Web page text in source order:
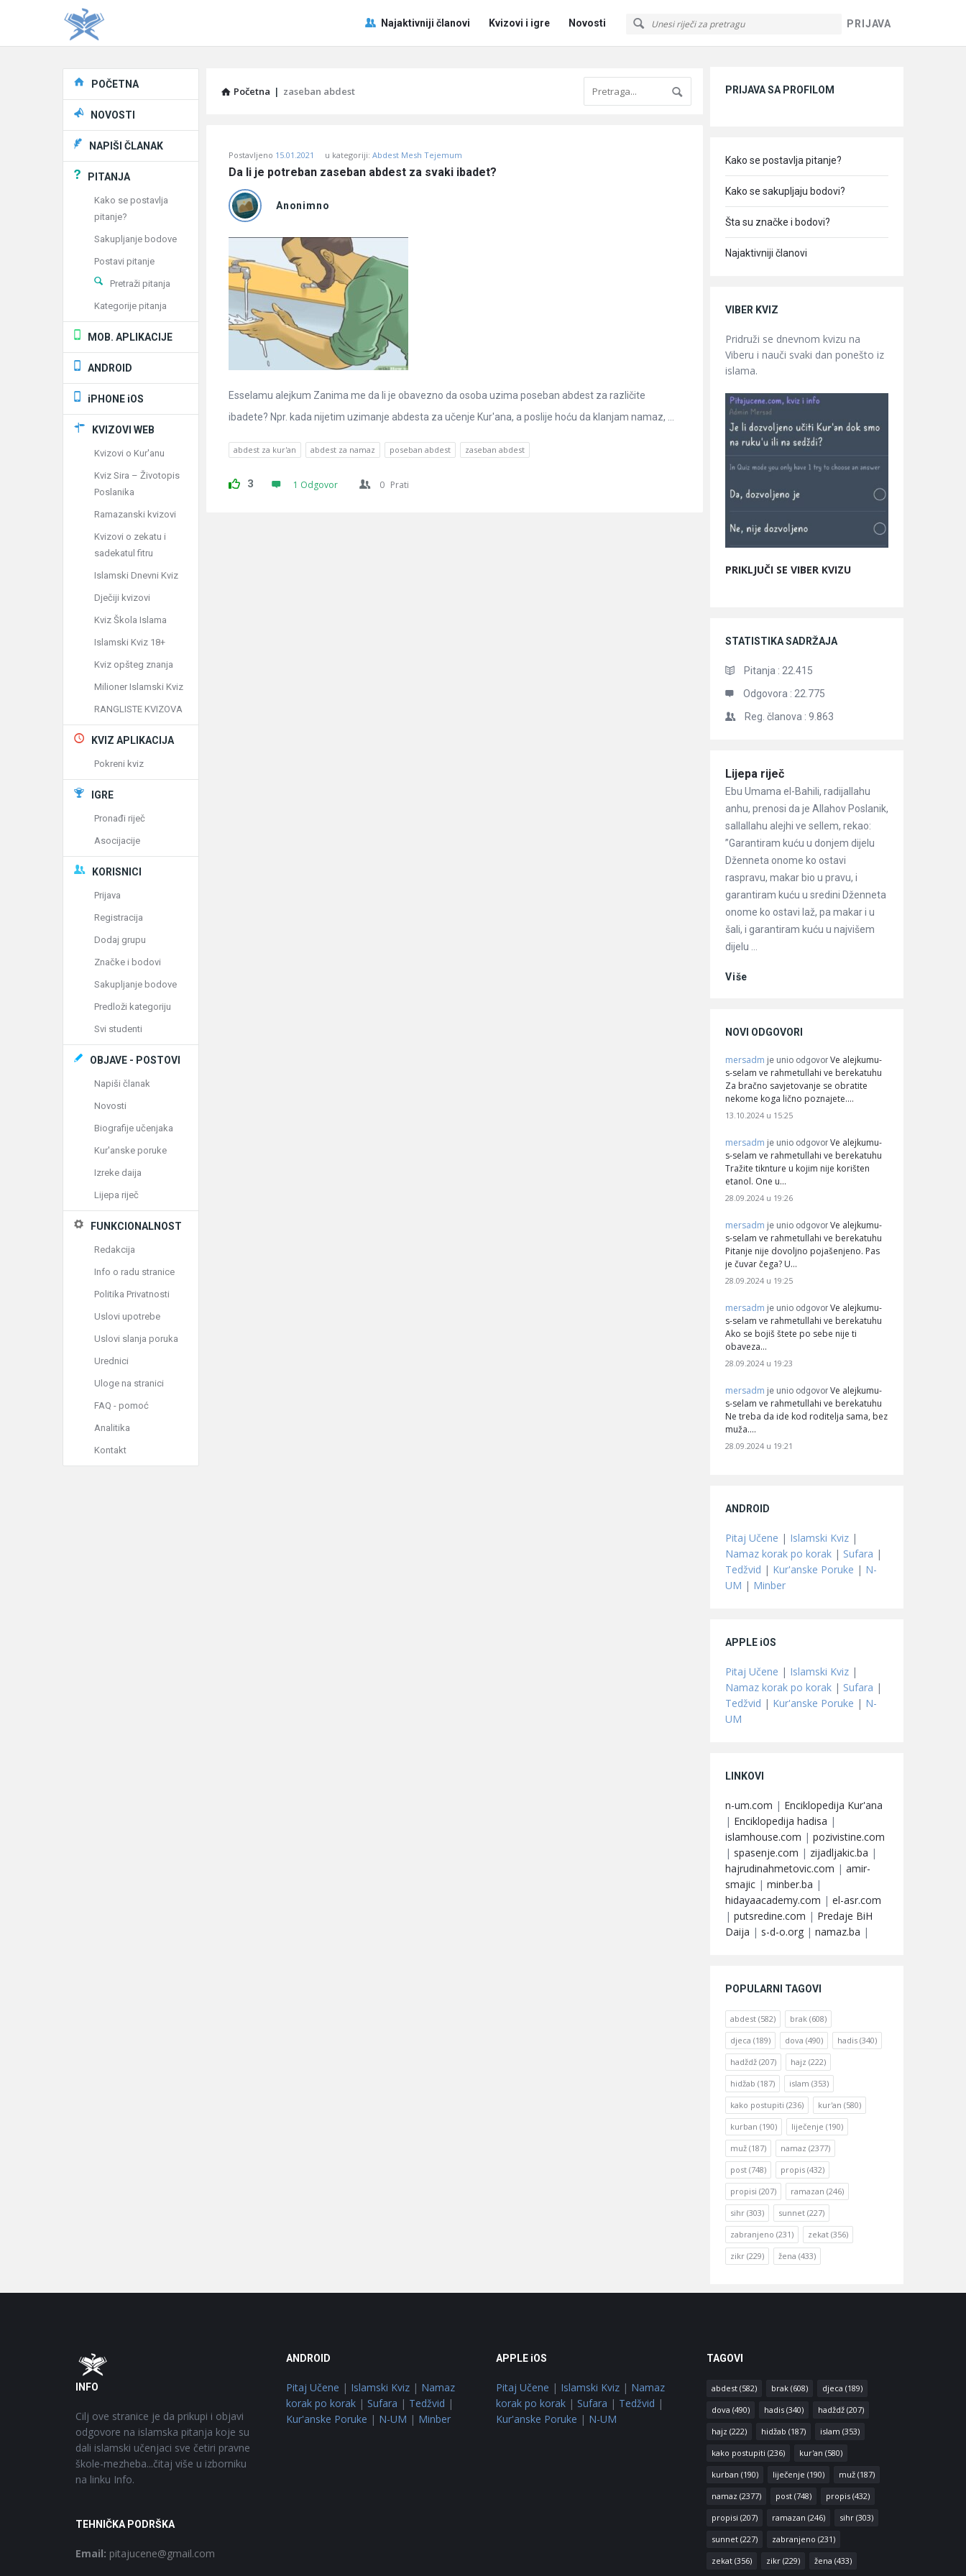
PRIJAVA
Pitaj
Učene
Najaktivniji članovi Kvizovi i igre Novosti
Početna | zaseban abdest
Učene
Latest
Pitanja
Postavljeno 15.01.2021 u kategoriji: Abdest Mesh Tejemum
Da li je potreban zaseban abdest za svaki ibadet?
Anonimno
Esselamu alejkum Zanima me da li je obavezno da osoba uzima poseban abdest za različite
ibadete? Npr. kada nijetim uzimanje abdesta za učenje Kur'ana, a poslije hoću da klanjam namaz, ...
abdest za kur'an abdest za namaz poseban abdest zaseban abdest
3 1 Odgovor 0 Prati
PRIJAVA SA PROFILOM
Kako se postavlja pitanje?
Kako se sakupljaju bodovi?
Šta su značke i bodovi?
Najaktivniji članovi
VIBER KVIZ
Pridruži se dnevnom kvizu na
Viberu i nauči svaki dan ponešto iz
islama.
PRIKLJUČI SE VIBER KVIZU
STATISTIKA SADRŽAJA
Pitanja : 22.415
Odgovora : 22.775
Reg. članova : 9.863
Članci
Lijepa riječ
Ebu Umama el-Bahili, radijallahu
anhu, prenosi da je Allahov Poslanik,
sallallahu alejhi ve sellem, rekao:
”Garantiram kuću u donjem dijelu
Dženneta onome ko ostavi
raspravu, makar bio u pravu, i
garantiram kuću u sredini Dženneta
onome ko ostavi laž, pa makar i u
šali, i garantiram kuću u najvišem
dijelu ...
Više
NOVI ODGOVORI
mersadm je unio odgovor Ve alejkumu-
s-selam ve rahmetullahi ve berekatuhu
Za bračno savjetovanje se obratite
nekome koga lično poznajete.…
13.10.2024 u 15:25
mersadm je unio odgovor Ve alejkumu-
s-selam ve rahmetullahi ve berekatuhu
Tražite tiknture u kojim nije korišten
etanol. One u…
28.09.2024 u 19:26
mersadm je unio odgovor Ve alejkumu-
s-selam ve rahmetullahi ve berekatuhu
Pitanje nije dovoljno pojašenjeno. Pas
je čuvar čega? U…
28.09.2024 u 19:25
mersadm je unio odgovor Ve alejkumu-
s-selam ve rahmetullahi ve berekatuhu
Ako se bojiš štete po sebe nije ti
obaveza…
28.09.2024 u 19:23
mersadm je unio odgovor Ve alejkumu-
s-selam ve rahmetullahi ve berekatuhu
Ne treba da ide kod roditelja sama, bez
muža.…
28.09.2024 u 19:21
ANDROID
Pitaj Učene | Islamski Kviz |
Namaz korak po korak | Sufara |
Tedžvid | Kur'anske Poruke | N-
UM | Minber
APPLE iOS
Pitaj Učene | Islamski Kviz |
Namaz korak po korak | Sufara |
Tedžvid | Kur'anske Poruke | N-
UM
LINKOVI
n-um.com | Enciklopedija Kur'ana
| Enciklopedija hadisa |
islamhouse.com | pozivistine.com
| spasenje.com | zijadljakic.ba |
hajrudinahmetovic.com | amir-
smajic | minber.ba |
hidayaacademy.com | el-asr.com
| putsredine.com | Predaje BiH
Daija | s-d-o.org | namaz.ba |
POPULARNI TAGOVI
abdest (582) brak (608)
djeca (189) dova (490) hadis (340)
hadždž (207) hajz (222)
hidžab (187) islam (353)
kako postupiti (236) kur'an (580)
kurban (190) liječenje (190)
muž (187) namaz (2377)
post (748) propis (432)
propisi (207) ramazan (246)
sihr (303) sunnet (227)
zabranjeno (231) zekat (356)
zikr (229) žena (433)
Explore
POČETNA
NOVOSTI
NAPIŠI ČLANAK
PITANJA
Kako se postavlja
pitanje?
Sakupljanje bodove
Postavi pitanje
Pretraži pitanja
Kategorije pitanja
MOB. APLIKACIJE
ANDROID
iPHONE iOS
KVIZOVI WEB
Kvizovi o Kur'anu
Kviz Sira – Životopis
Poslanika
Ramazanski kvizovi
Kvizovi o zekatu i
sadekatul fitru
Islamski Dnevni Kviz
Dječiji kvizovi
Kviz Škola Islama
Islamski Kviz 18+
Kviz opšteg znanja
Milioner Islamski Kviz
RANGLISTE KVIZOVA
KVIZ APLIKACIJA
Pokreni kviz
IGRE
Pronađi riječ
Asocijacije
KORISNICI
Prijava
Registracija
Dodaj grupu
Značke i bodovi
Sakupljanje bodove
Predloži kategoriju
Svi studenti
OBJAVE - POSTOVI
Napiši članak
Novosti
Biografije učenjaka
Kur'anske poruke
Izreke daija
Lijepa riječ
FUNKCIONALNOST
Redakcija
Info o radu stranice
Politika Privatnosti
Uslovi upotrebe
Uslovi slanja poruka
Urednici
Uloge na stranici
FAQ - pomoć
Analitika
Kontakt
Footer
INFO
Cilj ove stranice je da prikupi i objavi
odgovore na islamska pitanja koje su
dali islamski učenjaci sve četiri pravne
škole-mezheba...čitaj više u izborniku
na linku Info.
TEHNIČKA PODRŠKA
Email: pitajucene@gmail.com
ANDROID
Pitaj Učene | Islamski Kviz| Namaz
korak po korak| Sufara | Tedžvid |
Kur'anske Poruke | N-UM | Minber
APPLE iOS
Pitaj Učene | Islamski Kviz | Namaz
korak po korak | Sufara | Tedžvid |
Kur'anske Poruke | N-UM
TAGOVI
abdest(582) brak(608) djeca (189)
dova (490) hadis(340) hadždž(207)
hajz (222) hidžab (187) islam (353)
kako postupiti (236) kur'an (580)
kurban (190) liječenje (190) muž(187)
namaz (2377) post(748) propis(432)
propisi (207) ramazan (246) sihr(303)
sunnet(227) zabranjeno (231)
zekat(356) zikr(229) žena (433)